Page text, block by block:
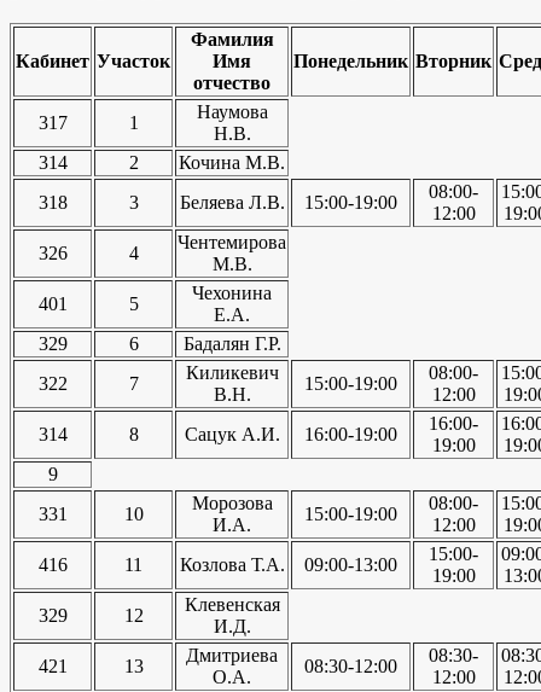
Кабинет Участок
Фамилия
Имя
отчество
Понедельник Вторник
317 1
Наумова
Н.В.
314
2
Кочина М.В.
318
3 Беляева Л.В. 15:00-19:00
08:00-
12:00
326
4
Чентемирова
М.В.
401
5
Чехонина
Е.А.
329
6
Бадалян Г.Р.
322
7
Киликевич
В.Н.
15:00-19:00
08:00-
12:00
314
8 Сацук А.И. 16:00-19:00
16:00-
19:00
9
331
10
Морозова
И.А.
15:00-19:00
08:00-
12:00
416
11 Козлова Т.А. 09:00-13:00
15:00-
19:00
329
12
Клевенская
И.Д.
421
13
Дмитриева
О.А.
08:30-12:00
08:30-
12:00